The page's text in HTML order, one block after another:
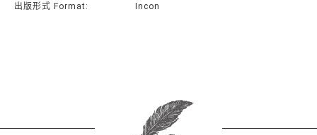
出版形式 Format:
Incon